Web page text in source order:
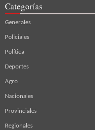
Categorías
Generales
Policiales
Política
Deportes
Agro
Nacionales
Provinciales
Regionales